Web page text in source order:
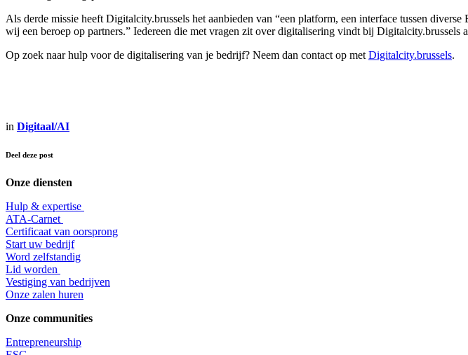
Als derde missie heeft Digitalcity.brussels het aanbieden van “een platform, een interface tussen
wij een beroep op partners.” Iedereen die met vragen zit over digitalisering vindt bij Digitalcity.brussels
Op zoek naar hulp voor de digitalisering van je bedrijf? Neem dan contact op met Digitalcity.brussels.
in Digitaal/AI
Deel deze post
Onze diensten
Hulp & expertise
​ATA-Carnet
Certificaat van oorsprong
Start uw bedrijf
Word zelfstandig
Lid worden
​Vestiging van bedrijven
Onze zalen huren
Onze communities
Entrepreneurship